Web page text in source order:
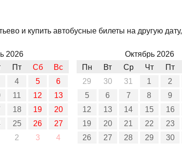
и купить автобусные билеты на другую
2026
Пт Сб
Вс
4 5
6
11 12
13
18 19
20
25 26
27
2 3
4
Октябрь 2026
Пн
Вт Ср Чт
Пт
29
30 31 1
2
5
6 7 8
9
12
13 14 15
16
19
20 21 22
23
26
27 28 29
30